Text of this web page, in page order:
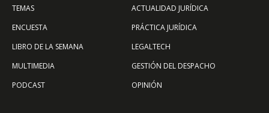
TEMAS
ENCUESTA
LIBRO DE LA SEMANA
MULTIMEDIA
PODCAST
ACTUALIDAD JURÍDICA
PRÁCTICA JURÍDICA
LEGALTECH
GESTIÓN DEL DESPACHO
OPINIÓN